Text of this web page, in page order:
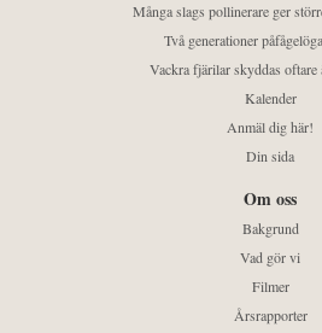
Många slags pollinerare ger
Två generationer
Vackra fjärilar skyddas oftare
Kalender
Anmäl dig här!
Din sida
Om oss
Bakgrund
Vad gör vi
Filmer
Årsrapporter